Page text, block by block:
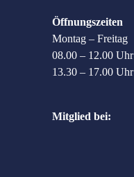
Öffnungszeiten
Montag – Freitag
08.00 – 12.00 Uhr
13.30 – 17.00 Uhr
Mitglied bei: